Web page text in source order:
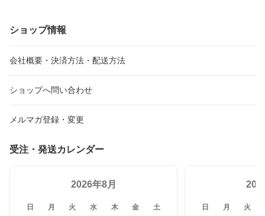
ショップ情報
会社概要・決済方法・配送方法
ショップへ問い合わせ
メルマガ登録・変更
受注・発送カレンダー
2026年8月
日 月 火 水 木 金 土 日 月 火